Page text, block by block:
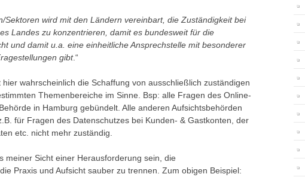
Sektoren wird mit den Ländern vereinbart, die Zuständigkeit bei
Landes zu konzentrieren, damit es bundesweit für die
und damit u.a. eine einheitliche Ansprechstelle mit besonderer
gibt.“
wahrscheinlich die Schaffung von ausschließlich zuständigen
Themenbereiche im Sinne. Bsp: alle Fragen des Online-
in Hamburg gebündelt. Alle anderen Aufsichtsbehörden
für Fragen des Datenschutzes bei Kunden- & Gastkonten, der
etc. nicht mehr zuständig.
meiner Sicht einer Herausforderung sein, die
die Praxis und Aufsicht sauber zu trennen. Zum obigen Beispiel: